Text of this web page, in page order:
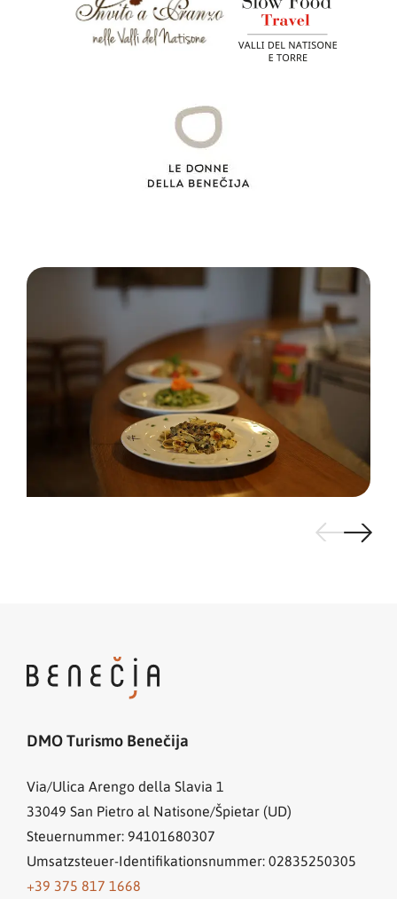
DMO Turismo Benečija
Via/Ulica Arengo della Slavia 1
33049 San Pietro al Natisone/Špietar (UD)
Steuernummer: 94101680307
Umsatzsteuer-Identifikationsnummer: 02835250305
+39 375 817 1668